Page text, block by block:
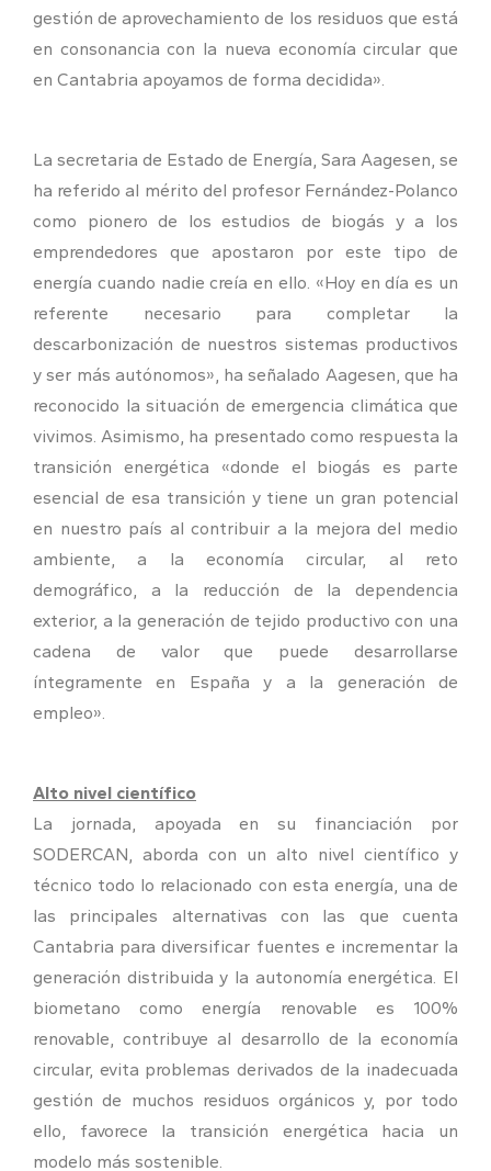
gestión de aprovechamiento de los residuos que está
en consonancia con la nueva economía circular que
en Cantabria apoyamos de forma decidida».
La secretaria de Estado de Energía, Sara Aagesen, se
ha referido al mérito del profesor Fernández-Polanco
como pionero de los estudios de biogás y a los
emprendedores que apostaron por este tipo de
energía cuando nadie creía en ello. «Hoy en día es un
referente necesario para completar la
descarbonización de nuestros sistemas productivos
y ser más autónomos», ha señalado Aagesen, que ha
reconocido la situación de emergencia climática que
vivimos. Asimismo, ha presentado como respuesta la
transición energética «donde el biogás es parte
esencial de esa transición y tiene un gran potencial
en nuestro país al contribuir a la mejora del medio
ambiente, a la economía circular, al reto
demográfico, a la reducción de la dependencia
exterior, a la generación de tejido productivo con una
cadena de valor que puede desarrollarse
íntegramente en España y a la generación de
empleo».
Alto nivel científico
La jornada, apoyada en su financiación por
SODERCAN, aborda con un alto nivel científico y
técnico todo lo relacionado con esta energía, una de
las principales alternativas con las que cuenta
Cantabria para diversificar fuentes e incrementar la
generación distribuida y la autonomía energética. El
biometano como energía renovable es 100%
renovable, contribuye al desarrollo de la economía
circular, evita problemas derivados de la inadecuada
gestión de muchos residuos orgánicos y, por todo
ello, favorece la transición energética hacia un
modelo más sostenible.